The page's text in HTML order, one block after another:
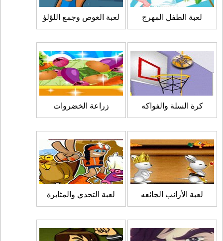
لعبة الطفل المهرج لعبة الغوص وجمع اللؤلؤ
كرة السلة والفواكه زراعة الخضروات
لعبة الأرانب الجائعه لعبة التحدي والمثابرة